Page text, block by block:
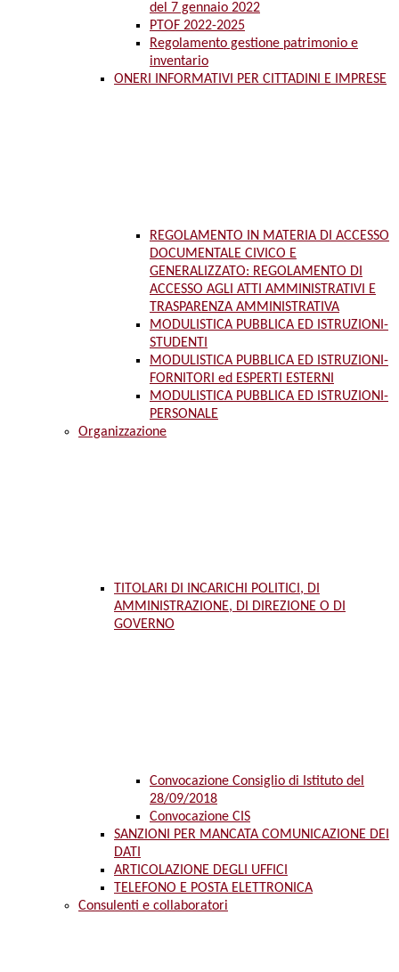
del 7 gennaio 2022
PTOF 2022-2025
Regolamento gestione patrimonio e
inventario
ONERI INFORMATIVI PER CITTADINI E IMPRESE
REGOLAMENTO IN MATERIA DI ACCESSO
DOCUMENTALE CIVICO E
GENERALIZZATO: REGOLAMENTO DI
ACCESSO AGLI ATTI AMMINISTRATIVI E
TRASPARENZA AMMINISTRATIVA
MODULISTICA PUBBLICA ED ISTRUZIONI-
STUDENTI
MODULISTICA PUBBLICA ED ISTRUZIONI-
FORNITORI ed ESPERTI ESTERNI
MODULISTICA PUBBLICA ED ISTRUZIONI-
PERSONALE
Organizzazione
TITOLARI DI INCARICHI POLITICI, DI
AMMINISTRAZIONE, DI DIREZIONE O DI
GOVERNO
Convocazione Consiglio di Istituto del
28/09/2018
Convocazione CIS
SANZIONI PER MANCATA COMUNICAZIONE DEI
DATI
ARTICOLAZIONE DEGLI UFFICI
TELEFONO E POSTA ELETTRONICA
Consulenti e collaboratori